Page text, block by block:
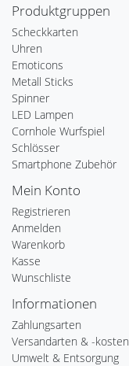
Produktgruppen
Scheckkarten
Uhren
Emoticons
Metall Sticks
Spinner
LED Lampen
Cornhole Wurfspiel
Schlösser
Smartphone Zubehör
Mein Konto
Registrieren
Anmelden
Warenkorb
Kasse
Wunschliste
Informationen
Zahlungsarten
Versandarten & -kosten
Umwelt & Entsorgung